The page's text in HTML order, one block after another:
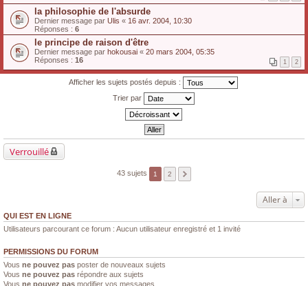
la philosophie de l'absurde
Dernier message par Ulis « 16 avr. 2004, 10:30
Réponses : 6
le principe de raison d'être
Dernier message par hokousai « 20 mars 2004, 05:35
Réponses : 16 1 2
Afficher les sujets postés depuis :
Trier par
Verrouillé
43 sujets 1 2
Aller à
QUI EST EN LIGNE
Utilisateurs parcourant ce forum : Aucun utilisateur enregistré et 1 invité
PERMISSIONS DU FORUM
Vous ne pouvez pas poster de nouveaux sujets
Vous ne pouvez pas répondre aux sujets
Vous ne pouvez pas modifier vos messages